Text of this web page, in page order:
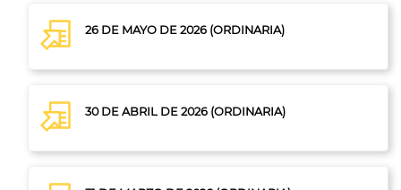
26 DE MAYO DE 2026 (ORDINARIA)
30 DE ABRIL DE 2026 (ORDINARIA)